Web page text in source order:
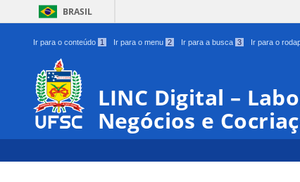
BRASIL
Ir para o conteúdo 1 Ir para o menu 2 Ir para a busca 3 Ir para o
LINC Digital –
Negócios e